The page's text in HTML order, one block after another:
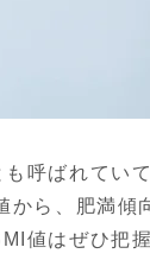
呼ばれてい
から、肥満傾
値はぜひ把